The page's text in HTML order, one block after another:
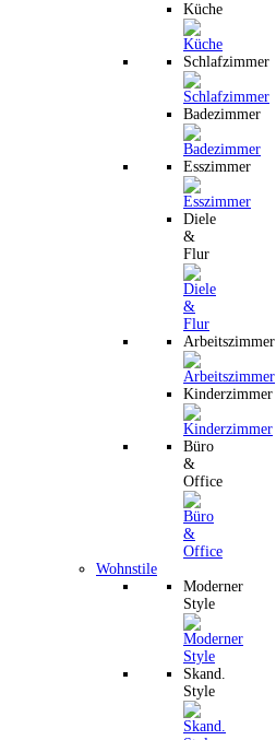
Küche
Schlafzimmer
Badezimmer
Esszimmer
Diele
&
Flur
Arbeitszimmer
Kinderzimmer
Büro
&
Office
Wohnstile
Moderner
Style
Skand.
Style